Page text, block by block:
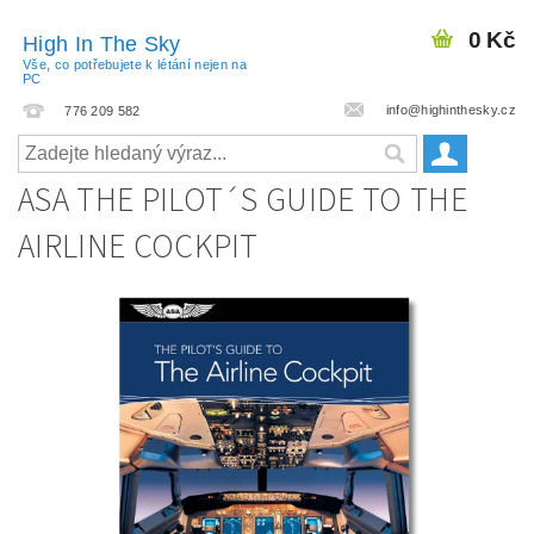
High In The Sky
Vše, co potřebujete k létání nejen na
PC
776 209 582 info@highinthesky.cz
0 Kč
ASA THE PILOT´S GUIDE TO THE
AIRLINE COCKPIT